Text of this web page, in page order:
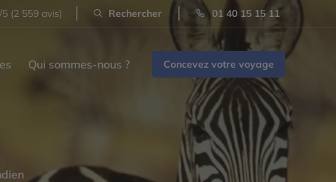
5 (2 559 avis) Rechercher 01 40 15 15 11
Qui sommes-nous ? Concevez votre voyage